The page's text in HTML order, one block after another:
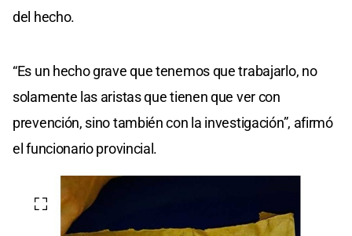
del hecho.
“Es un hecho grave que tenemos que trabajarlo, no
solamente las aristas que tienen que ver con
prevención, sino también con la investigación”, afirmó
el funcionario provincial.